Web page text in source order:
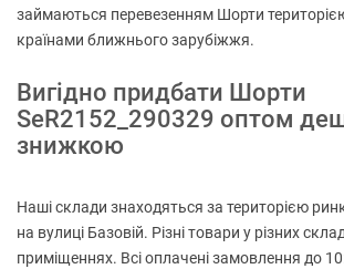
займаються перевезенням Шорти
країнами ближнього зарубіжжя.
Вигідно придбати Шорти
SeR2152_290329 оптом
знижкою
Наші склади знаходяться за територією
на вулиці Базовій. Різні товари у різних
приміщеннях. Всі оплачені замовлення до